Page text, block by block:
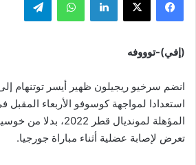
(إفي)-توووفه
انضم سرخيو ريجيلون ظهير أيسر توتنهام
استعدادا لمواجهة كوسوفو الأربعاء المقبل
المؤهلة لمونديال قطر
تعرض لإصابة عضلية أثناء مباراة جورجيا.